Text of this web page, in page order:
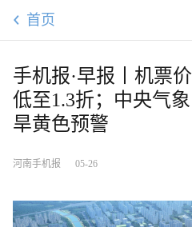
首页
手机报·早报丨机票
低至1.3折；中央气
旱黄色预警
河南手机报 05-26